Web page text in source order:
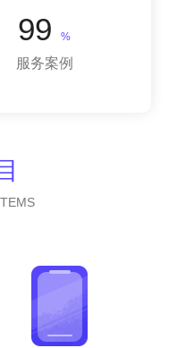
99 %
服务案例